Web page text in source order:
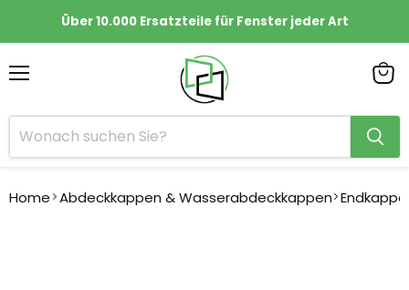
Über 10.000 Ersatzteile für Fenster jeder Art
Home Abdeckkappen & Wasserabdeckkappen